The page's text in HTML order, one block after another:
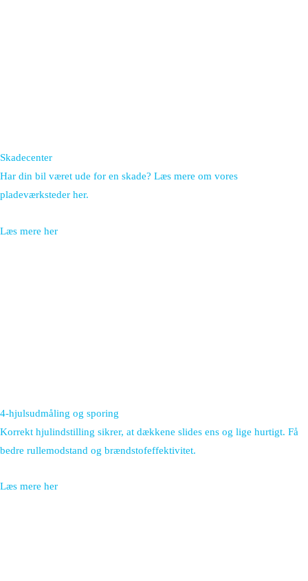
Skadecenter
Har din bil været ude for en skade? Læs mere om vores
pladeværksteder her.
Læs mere her
4-hjulsudmåling og sporing
Korrekt hjulindstilling sikrer, at dækkene slides ens og lige hurtigt. Få
bedre rullemodstand og brændstofeffektivitet.
Læs mere her